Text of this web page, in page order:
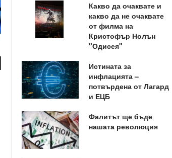
Какво да очаквате и
какво да не очаквате
от филма на
Кристофър Нолън
"Одисея"
Истината за
инфлацията –
потвърдена от Лагард
и ЕЦБ
Фалитът ще бъде
нашата революция